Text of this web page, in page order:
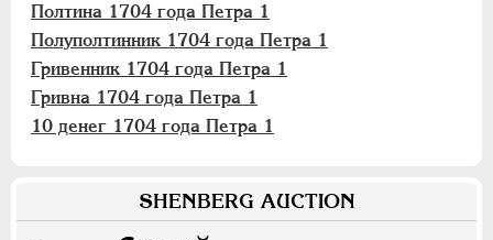
Полтина 1704 года Петра 1
Полуполтинник 1704 года Петра 1
Гривенник 1704 года Петра 1
Гривна 1704 года Петра 1
10 денег 1704 года Петра 1
SHENBERG AUCTION